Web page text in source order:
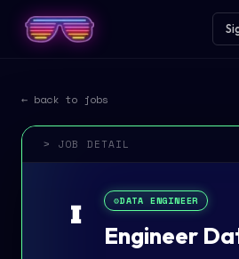
← back to jobs
> JOB DETAIL
I ⚙️DATA ENGINEER
Engineer